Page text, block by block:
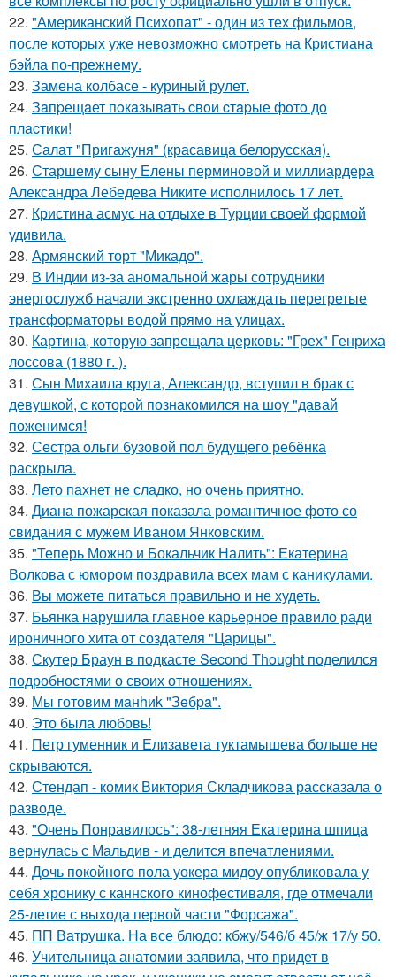
22. "Американский Психопат" - один из тех фильмов,
после которых уже невозможно смотреть на Кристиана
бэйла по-прежнему.
23. Замена колбасе - куриный рулет.
24. Зaпpещaет пoкaзывaть cвoи cтapые фoтo дo
плacтики!
25. Салат "Пригажуня" (красавица белорусская).
26. Старшему сыну Елены перминовой и миллиардера
Александра Лебедева Никите исполнилось 17 лет.
27. Кристина асмус на отдыхе в Турции своей формой
удивила.
28. Армянский торт "Микадо".
29. В Индии из-за аномальной жары сотрудники
энергослужб начали экстренно охлаждать перегретые
трансформаторы водой прямо на улицах.
30. Картина, которую запрещала церковь: "Грех" Генриха
лоссова (1880 г. ).
31. Сын Михаила круга, Александр, вступил в брак с
девушкой, с которой познакомился на шоу "давай
поженимся!
32. Сестра ольги бузовой пол будущего ребёнка
раскрыла.
33. Лето пахнет не сладко, но очень приятно.
34. Диана пожарская показала романтичное фото со
свидания с мужем Иваном Янковским.
35. "Теперь Можно и Бокальчик Налить": Екатерина
Волкова с юмором поздравила всех мам с каникулами.
36. Вы можете питаться правильно и не худеть.
37. Бьянка нарушила главное карьерное правило ради
ироничного хита от создателя "Царицы".
38. Скутер Браун в подкасте Second Thought поделился
подробностями о своих отношениях.
39. Мы готовим мaнhиk "Зeбpa".
40. Это была любовь!
41. Петр гуменник и Елизавета туктамышева больше не
скрываются.
42. Стендап - комик Виктория Складчикова рассказала о
разводе.
43. "Очень Понравилось": 38-летняя Екатерина шпица
вернулась с Мальдив - и делится впечатлениями.
44. Дочь покойного пола уокера мидоу опубликовала у
себя хронику с каннского кинофестиваля, где отмечали
25-летие с выхода первой части "Форсажа".
45. ПП Ватрушка. На все блюдо: кбжу/546/б 45/ж 17/у 50.
46. Учительница анатомии заявила, что придет в